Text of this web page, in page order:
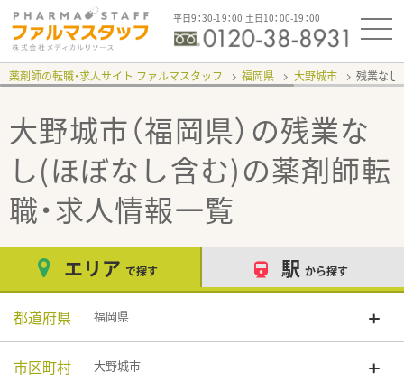
平日9：30-19：00 土日10：00-19：00
薬剤師の転職・求人サイト ファルマスタッフ 福岡県 大野城市 残業な
大野城市（福岡県）の残業な
し(ほぼなし含む)の薬剤師転
職・求人情報一覧
エリア で探す 駅 から探す
都道府県 福岡県
市区町村 大野城市